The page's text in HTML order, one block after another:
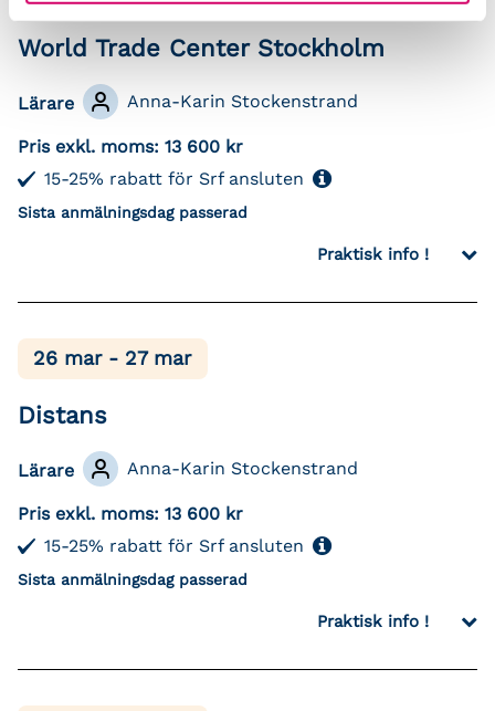
World Trade Center Stockholm
Lärare Anna-Karin Stockenstrand
Pris exkl. moms: 13 600 kr
15-25% rabatt för Srf ansluten
Sista anmälningsdag passerad
Praktisk info !
26 mar - 27 mar
Distans
Lärare Anna-Karin Stockenstrand
Pris exkl. moms: 13 600 kr
15-25% rabatt för Srf ansluten
Sista anmälningsdag passerad
Praktisk info !